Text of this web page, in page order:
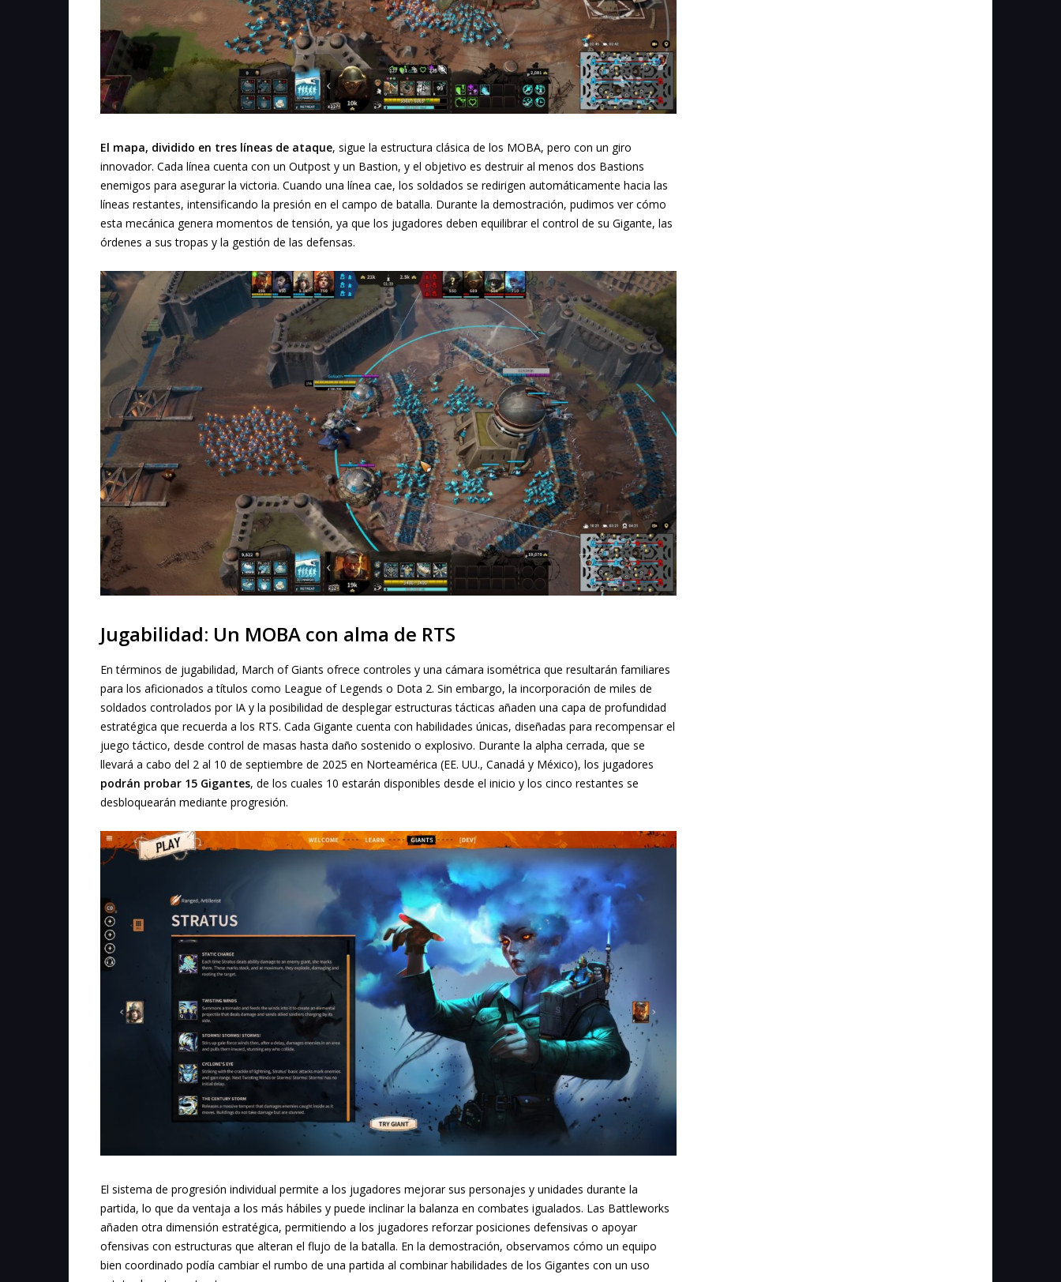
El mapa, dividido en tres líneas de ataque, sigue la estructura clásica de los MOBA, pero con un giro
innovador. Cada línea cuenta con un Outpost y un Bastion, y el objetivo es destruir al menos dos Bastions
enemigos para asegurar la victoria. Cuando una línea cae, los soldados se redirigen automáticamente hacia las
líneas restantes, intensificando la presión en el campo de batalla. Durante la demostración, pudimos ver cómo
esta mecánica genera momentos de tensión, ya que los jugadores deben equilibrar el control de su Gigante, las
órdenes a sus tropas y la gestión de las defensas.
Jugabilidad: Un MOBA con alma de RTS
En términos de jugabilidad, March of Giants ofrece controles y una cámara isométrica que resultarán familiares
para los aficionados a títulos como League of Legends o Dota 2. Sin embargo, la incorporación de miles de
soldados controlados por IA y la posibilidad de desplegar estructuras tácticas añaden una capa de profundidad
estratégica que recuerda a los RTS. Cada Gigante cuenta con habilidades únicas, diseñadas para recompensar el
juego táctico, desde control de masas hasta daño sostenido o explosivo. Durante la alpha cerrada, que se
llevará a cabo del 2 al 10 de septiembre de 2025 en Norteamérica (EE. UU., Canadá y México), los jugadores
podrán probar 15 Gigantes, de los cuales 10 estarán disponibles desde el inicio y los cinco restantes se
desbloquearán mediante progresión.
El sistema de progresión individual permite a los jugadores mejorar sus personajes y unidades durante la
partida, lo que da ventaja a los más hábiles y puede inclinar la balanza en combates igualados. Las Battleworks
añaden otra dimensión estratégica, permitiendo a los jugadores reforzar posiciones defensivas o apoyar
ofensivas con estructuras que alteran el flujo de la batalla. En la demostración, observamos cómo un equipo
bien coordinado podía cambiar el rumbo de una partida al combinar habilidades de los Gigantes con un uso